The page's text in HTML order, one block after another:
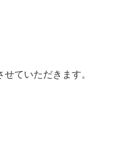
ていただきます。